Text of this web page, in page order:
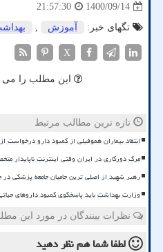
1400/09/14
21:57:30
تگهای خبر:
آموزش ,
X
این مطلب را می
تازه ترین مطالب مرتبط
انتقاد بیماران هموفیلی از کمبود دارو درخواست
مرگ دورکاری در ایران وقتی اینترنت ناپایدار
رهبر شهید از اصلی ترین حامیان جامعه پزشکی در
وزارت بهداشت باید پاسخگوی کمبود داروهای
نظرات بینندگان در مورد این
لطفا شما همنظر دهید